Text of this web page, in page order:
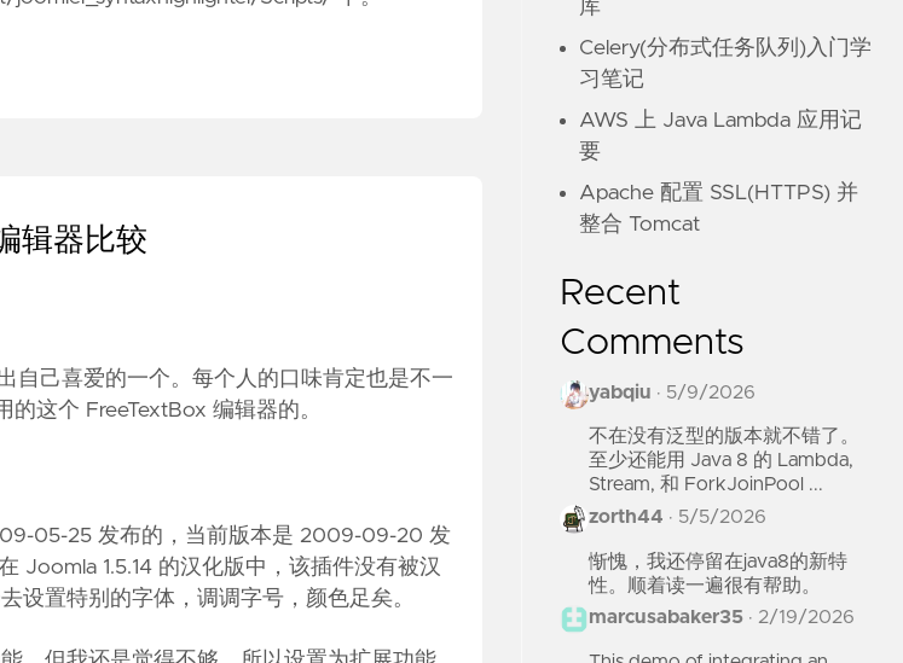
辑器比较
自己喜爱的一个。每个人的口味肯定也是不一
这个 FreeTextBox 编辑器的。
05-25 发布的，当前版本是 2009-09-20 发
Joomla 1.5.14 的汉化版中，该插件没有被汉
设置特别的字体，调调字号，颜色足矣。
库
Celery(分布式任务队列)入门学
习笔记
AWS 上 Java Lambda 应用记
要
Apache 配置 SSL(HTTPS) 并
整合 Tomcat
Recent
Comments
yabqiu · 5/9/2026
不在没有泛型的版本就不错了。
至少还能用 Java 8 的 Lambda,
Stream, 和 ForkJoinPool ...
zorth44 · 5/5/2026
惭愧，我还停留在java8的新特
性。顺着读一遍很有帮助。
marcusabaker35 · 2/19/2026